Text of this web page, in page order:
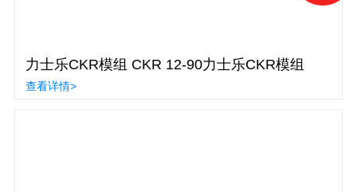
力士乐CKR模组 CKR 12-90力士乐CKR模组
查看详情>